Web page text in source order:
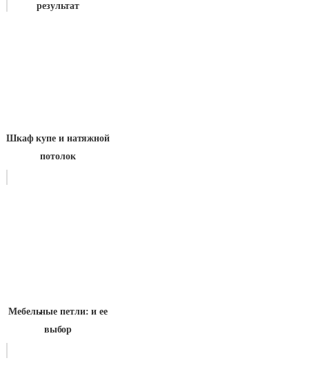
результат
Шкаф купе и натяжной
потолок
Мебельные петли: и ее
выбор